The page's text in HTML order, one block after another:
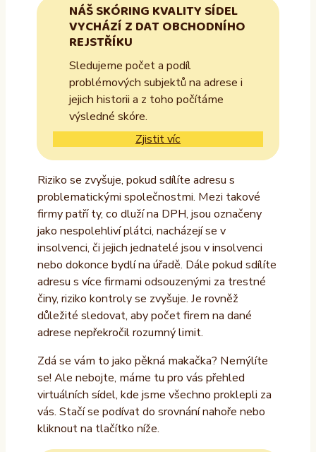
NÁŠ SKÓRING KVALITY SÍDEL
VYCHÁZÍ Z DAT OBCHODNÍHO
REJSTŘÍKU
Sledujeme počet a podíl
problémových subjektů na adrese i
jejich historii a z toho počítáme
výsledné skóre.
Zjistit víc
Riziko se zvyšuje, pokud sdílíte adresu s
problematickými společnostmi. Mezi takové
firmy patří ty, co dluží na DPH, jsou označeny
jako nespolehliví plátci, nacházejí se v
insolvenci, či jejich jednatelé jsou v insolvenci
nebo dokonce bydlí na úřadě. Dále pokud sdílíte
adresu s více firmami odsouzenými za trestné
činy, riziko kontroly se zvyšuje. Je rovněž
důležité sledovat, aby počet firem na dané
adrese nepřekročil rozumný limit.
Zdá se vám to jako pěkná makačka? Nemýlíte
se! Ale nebojte, máme tu pro vás přehled
virtuálních sídel, kde jsme všechno proklepli za
vás. Stačí se podívat do srovnání nahoře nebo
kliknout na tlačítko níže.